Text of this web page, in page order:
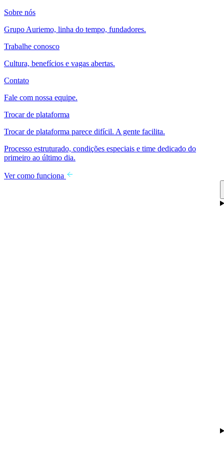
Sobre nós
Grupo Auriemo, linha do tempo, fundadores.
Trabalhe conosco
Cultura, benefícios e vagas abertas.
Contato
Fale com nossa equipe.
Trocar de plataforma
Trocar de plataforma parece difícil. A gente facilita.
Processo estruturado, condições especiais e time dedicado do
primeiro ao último dia.
Ver como funciona